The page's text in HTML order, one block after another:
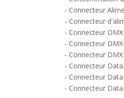
- Connecteur
- Connecteur
- Connecteur
- Connecteur DMX
- Connecteur
- Connecteur
- Connecteur
- Connecteur